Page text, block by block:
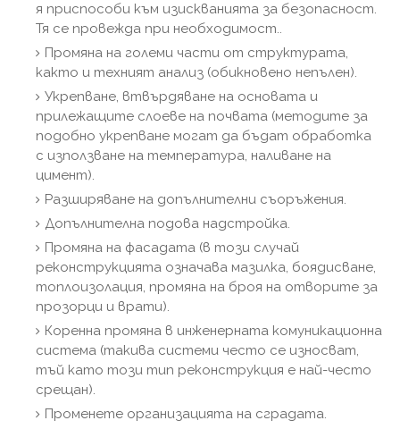
я приспособи към изискванията за безопасност.
Тя се провежда при необходимост..
Промяна на големи части от структурата,
както и техният анализ (обикновено непълен).
Укрепване, втвърдяване на основата и
прилежащите слоеве на почвата (методите за
подобно укрепване могат да бъдат обработка
с използване на температура, наливане на
цимент).
Разширяване на допълнителни съоръжения.
Допълнителна подова надстройка.
Промяна на фасадата (в този случай
реконструкцията означава мазилка, боядисване,
топлоизолация, промяна на броя на отворите за
прозорци и врати).
Коренна промяна в инженерната комуникационна
система (такива системи често се износват,
тъй като този тип реконструкция е най-често
срещан).
Променете организацията на сградата.